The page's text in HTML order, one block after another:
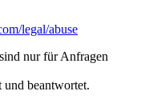
legal/abuse
nur für Anfragen
und beantwortet.